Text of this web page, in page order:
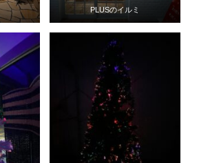
PLUSのイルミ